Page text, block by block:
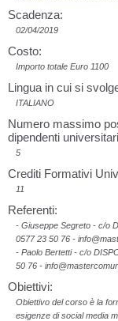
Scadenza:
02/04/2019
Costo:
Importo totale Euro 1100
Lingua in cui si
ITALIANO
Numero massimo
dipendenti
5
Crediti Formativi
11
Referenti:
- Giuseppe Segreto - c/o
0577 23 50 76 -
- Paolo Bertetti - c/o
50 76 -
Obiettivi:
Obiettivo del corso è la
esigenze di social media